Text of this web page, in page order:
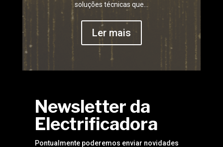
soluções técnicas que...
Ler mais
Newsletter da
Electrificadora
Pontualmente poderemos enviar novidades